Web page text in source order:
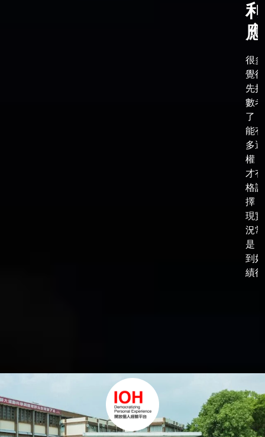
應
很
覺
先
數
了
能
多
權
才
格
擇
現
況常
是
到
績